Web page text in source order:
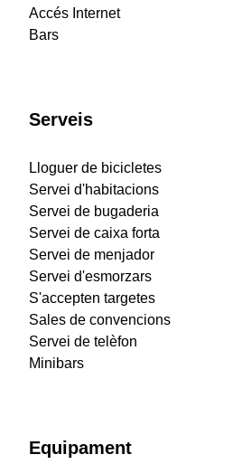
Accés Internet
Bars
Serveis
Lloguer de bicicletes
Servei d'habitacions
Servei de bugaderia
Servei de caixa forta
Servei de menjador
Servei d'esmorzars
S'accepten targetes
Sales de convencions
Servei de telèfon
Minibars
Equipament